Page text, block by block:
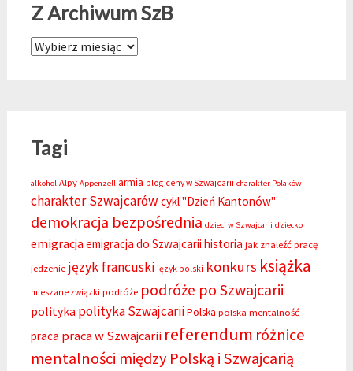
Z Archiwum SzB
Z Archiwum SzB
Tagi
alkohol Alpy Appenzell armia blog ceny w Szwajcarii charakter Polaków
charakter Szwajcarów cykl "Dzień Kantonów"
demokracja bezpośrednia dzieci w Szwajcarii dziecko
emigracjaemigracja do Szwajcarii historia jak znaleźć pracę
jedzenie język francuski język polski konkurs książka
mieszane związki podróże podróże po Szwajcarii
polityka polityka SzwajcariiPolska polska mentalność
praca praca w Szwajcarii referendum różnice
mentalności między Polską i Szwajcarią